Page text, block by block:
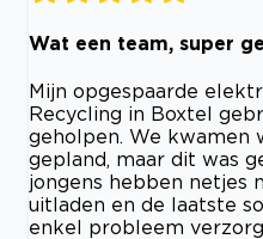
Wat een team, super
Mijn opgespaarde
Recycling in Boxtel
geholpen. We kwamen
gepland, maar dit was
jongens hebben netjes
uitladen en de laatste
enkel probleem